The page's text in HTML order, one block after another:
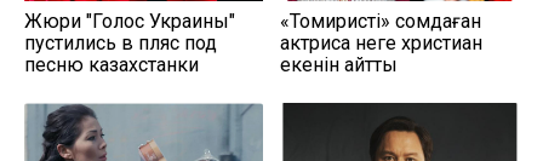
Жюри "Голос Украины"
пустились в пляс под
песню казахстанки
«Томиристі» сомдаған
актриса неге христиан
екенін айтты